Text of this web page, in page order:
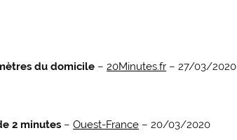
du domicile –20Minutes.fr – 27/03/2020
2 minutes –Ouest-France – 20/03/2020